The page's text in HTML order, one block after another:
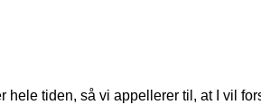
tiden, så vi appellerer til, at I vil